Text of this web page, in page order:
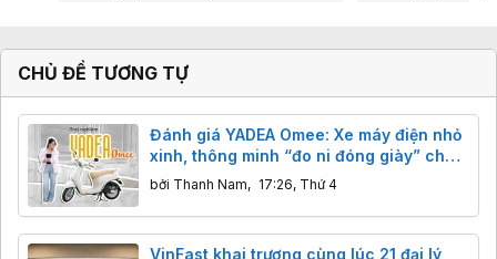
CHỦ ĐỀ TƯƠNG TỰ
Đánh giá YADEA Omee: Xe máy điện nhỏ
xinh, thông minh “đo ni đóng giày” cho
nữ sinh
bởi Thanh Nam, 17:26, Thứ 4
VinFast khai trương cùng lúc 21 đại lý,